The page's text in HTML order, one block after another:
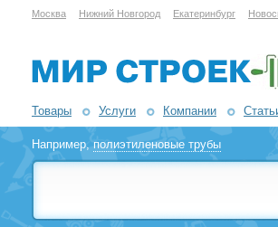
Москва Нижний Новгород Екатеринбург
Товары Услуги Компании
Например,полиэтиленовые трубы